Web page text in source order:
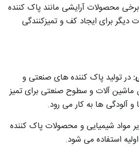
محصولات آرایشی مانند پاک کننده
برای ایجاد کف و تمیزکنندگی
در تولید پاک کننده های صنعتی و
آلات و سطوح صنعتی برای تمیز
ها به کار می رود.
مواد شیمیایی و محصولات پاک کننده
استفاده می شود.